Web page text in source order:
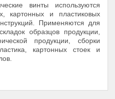
винты используются
картонных и пластиковых
Применяются для
образцов продукции,
продукции, сборки
картонных стоек и